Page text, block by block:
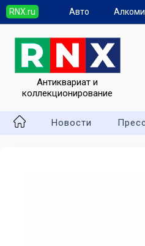
RNX.ru Авто
Антиквариат и
коллекционирование
Новости